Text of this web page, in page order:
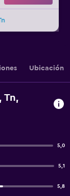
Ubicación
Tn,
5,0
5,1
5,8